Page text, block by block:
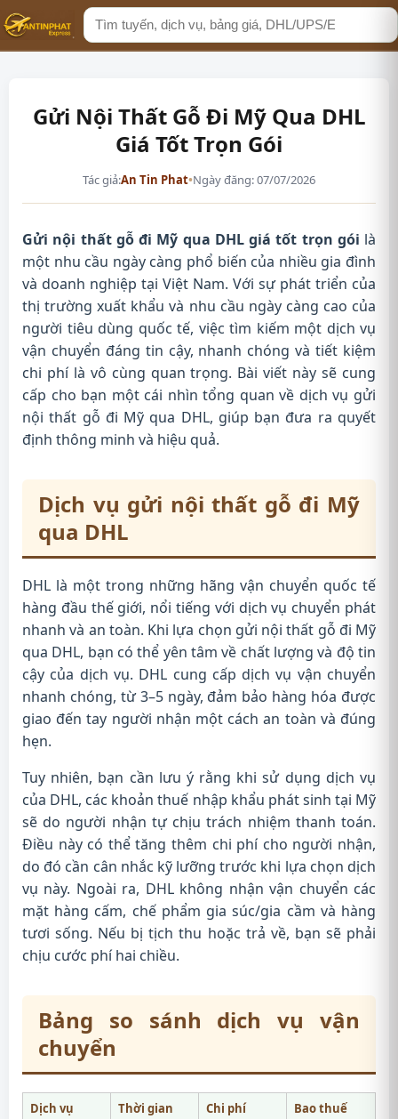
Tìm
kiếm
Gửi Nội Thất Gỗ Đi Mỹ Qua DHL
Giá Tốt Trọn Gói
Tác giả:An Tin Phat•Ngày đăng: 07/07/2026
Gửi nội thất gỗ đi Mỹ qua DHL giá tốt trọn gói là
một nhu cầu ngày càng phổ biến của nhiều gia đình
và doanh nghiệp tại Việt Nam. Với sự phát triển của
thị trường xuất khẩu và nhu cầu ngày càng cao của
người tiêu dùng quốc tế, việc tìm kiếm một dịch vụ
vận chuyển đáng tin cậy, nhanh chóng và tiết kiệm
chi phí là vô cùng quan trọng. Bài viết này sẽ cung
cấp cho bạn một cái nhìn tổng quan về dịch vụ gửi
nội thất gỗ đi Mỹ qua DHL, giúp bạn đưa ra quyết
định thông minh và hiệu quả.
Dịch vụ gửi nội thất gỗ đi Mỹ
qua DHL
DHL là một trong những hãng vận chuyển quốc tế
hàng đầu thế giới, nổi tiếng với dịch vụ chuyển phát
nhanh và an toàn. Khi lựa chọn gửi nội thất gỗ đi Mỹ
qua DHL, bạn có thể yên tâm về chất lượng và độ tin
cậy của dịch vụ. DHL cung cấp dịch vụ vận chuyển
nhanh chóng, từ 3–5 ngày, đảm bảo hàng hóa được
giao đến tay người nhận một cách an toàn và đúng
hẹn.
Tuy nhiên, bạn cần lưu ý rằng khi sử dụng dịch vụ
của DHL, các khoản thuế nhập khẩu phát sinh tại Mỹ
sẽ do người nhận tự chịu trách nhiệm thanh toán.
Điều này có thể tăng thêm chi phí cho người nhận,
do đó cần cân nhắc kỹ lưỡng trước khi lựa chọn dịch
vụ này. Ngoài ra, DHL không nhận vận chuyển các
mặt hàng cấm, chế phẩm gia súc/gia cầm và hàng
tươi sống. Nếu bị tịch thu hoặc trả về, bạn sẽ phải
chịu cước phí hai chiều.
Bảng so sánh dịch vụ vận
chuyển
Dịch vụ Thời gian Chi phí
Bao thuế